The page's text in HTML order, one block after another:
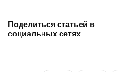
Поделиться статьей в
социальных сетях